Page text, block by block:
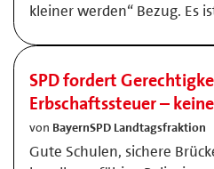
kleiner werden“ Bezug. Es
SPD fordert
Erbschaftssteuer –
von BayernSPD Landtagsfraktion
Gute Schulen, sichere